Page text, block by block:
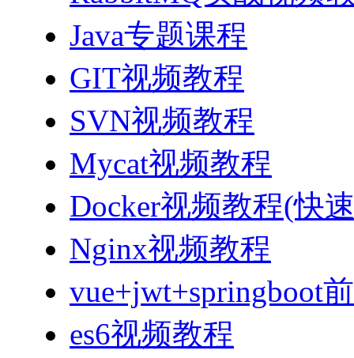
Java专题课程
GIT视频教程
SVN视频教程
Mycat视频教程
Docker视频教程(快
Nginx视频教程
vue+jwt+springboot
es6视频教程